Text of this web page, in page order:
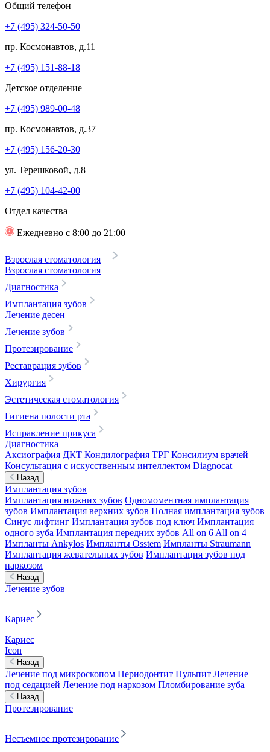
Общий телефон
+7 (495) 324-50-50
пр. Космонавтов, д.11
+7 (495) 151-88-18
Детское отделение
+7 (495) 989-00-48
пр. Космонавтов, д.37
+7 (495) 156-20-30
ул. Терешковой, д.8
+7 (495) 104-42-00
Отдел качества
Ежедневно с 8:00 до 21:00
Взрослая стоматология
Взрослая стоматология
Диагностика
Имплантация зубов
Лечение десен
Лечение зубов
Протезирование
Реставрация зубов
Хирургия
Эстетическая стоматология
Гигиена полости рта
Исправление прикуса
Диагностика
Аксиография ДКТ Кондилография ТРГ Консилиум врачей
Консультация с искусственным интеллектом Diagnocat
Назад
Имплантация зубов
Имплантация нижних зубов Одномоментная имплантация
зубов Имплантация верхних зубов Полная имплантация зубов
Синус лифтинг Имплантация зубов под ключ Имплантация
одного зуба Имплантация передних зубов All on 6 All on 4
Импланты Ankylos Импланты Osstem Импланты Straumann
Имплантация жевательных зубов Имплантация зубов под
наркозом
Назад
Лечение зубов
Кариес
Кариес
Icon
Назад
Лечение под микроскопом Периодонтит Пульпит Лечение
под седацией Лечение под наркозом Пломбирование зуба
Назад
Протезирование
Несъемное протезирование